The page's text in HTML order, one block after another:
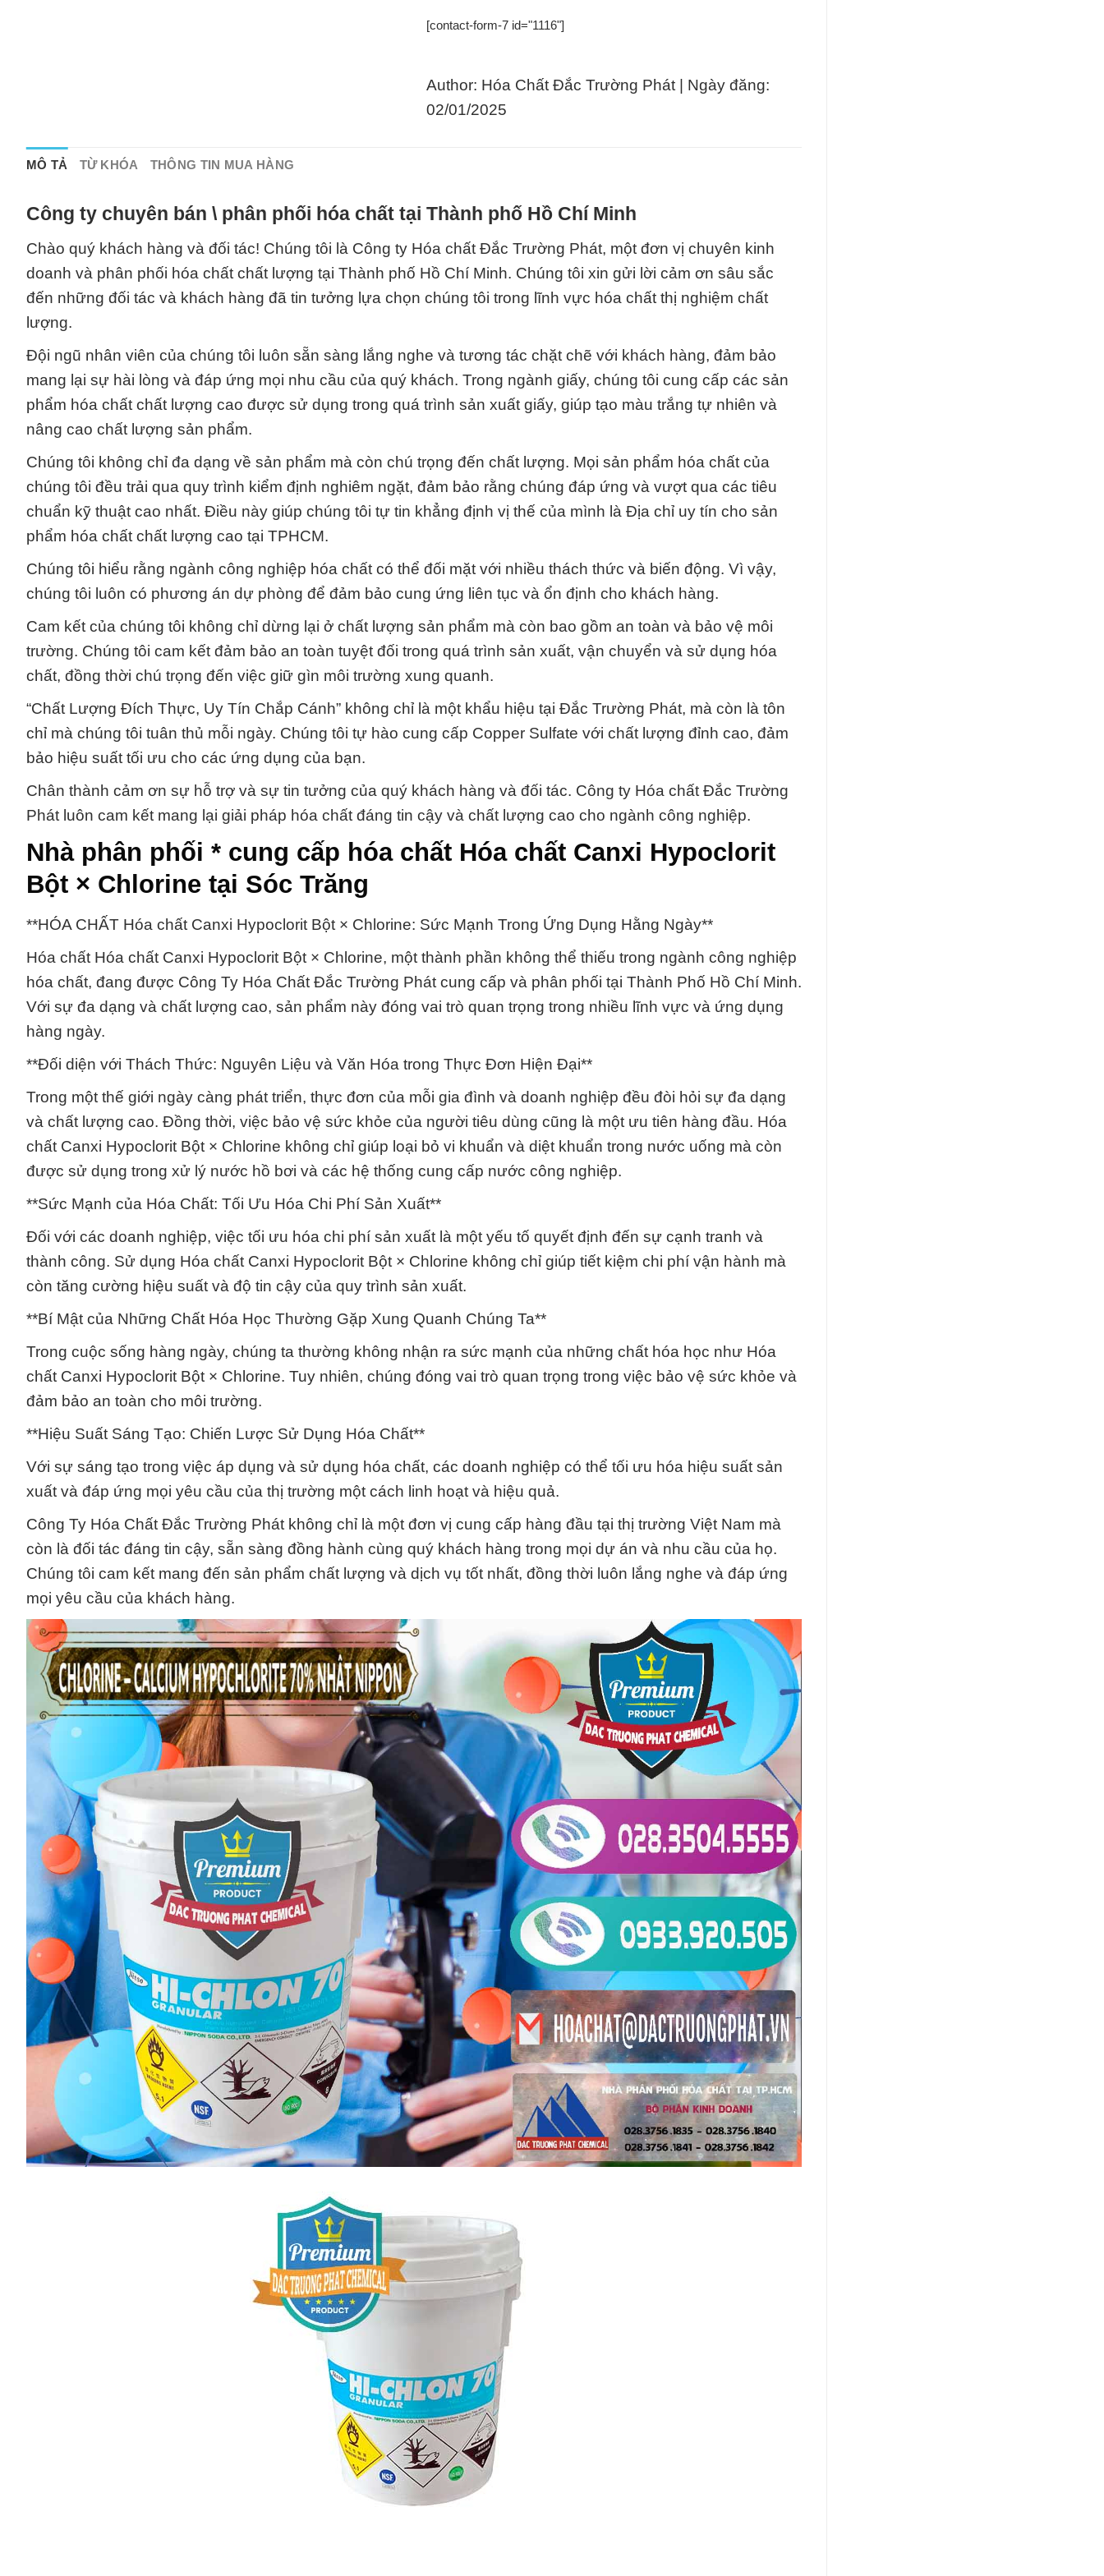
[contact-form-7 id="1116"]
Author: Hóa Chất Đắc Trường Phát | Ngày đăng:
02/01/2025
MÔ TẢ TỪ KHÓA THÔNG TIN MUA HÀNG
Công ty chuyên bán \ phân phối hóa chất tại Thành phố Hồ Chí Minh
Chào quý khách hàng và đối tác! Chúng tôi là Công ty Hóa chất Đắc Trường Phát, một đơn vị chuyên kinh
doanh và phân phối hóa chất chất lượng tại Thành phố Hồ Chí Minh. Chúng tôi xin gửi lời cảm ơn sâu sắc
đến những đối tác và khách hàng đã tin tưởng lựa chọn chúng tôi trong lĩnh vực hóa chất thị nghiệm chất
lượng.
Đội ngũ nhân viên của chúng tôi luôn sẵn sàng lắng nghe và tương tác chặt chẽ với khách hàng, đảm bảo
mang lại sự hài lòng và đáp ứng mọi nhu cầu của quý khách. Trong ngành giấy, chúng tôi cung cấp các sản
phẩm hóa chất chất lượng cao được sử dụng trong quá trình sản xuất giấy, giúp tạo màu trắng tự nhiên và
nâng cao chất lượng sản phẩm.
Chúng tôi không chỉ đa dạng về sản phẩm mà còn chú trọng đến chất lượng. Mọi sản phẩm hóa chất của
chúng tôi đều trải qua quy trình kiểm định nghiêm ngặt, đảm bảo rằng chúng đáp ứng và vượt qua các tiêu
chuẩn kỹ thuật cao nhất. Điều này giúp chúng tôi tự tin khẳng định vị thế của mình là Địa chỉ uy tín cho sản
phẩm hóa chất chất lượng cao tại TPHCM.
Chúng tôi hiểu rằng ngành công nghiệp hóa chất có thể đối mặt với nhiều thách thức và biến động. Vì vậy,
chúng tôi luôn có phương án dự phòng để đảm bảo cung ứng liên tục và ổn định cho khách hàng.
Cam kết của chúng tôi không chỉ dừng lại ở chất lượng sản phẩm mà còn bao gồm an toàn và bảo vệ môi
trường. Chúng tôi cam kết đảm bảo an toàn tuyệt đối trong quá trình sản xuất, vận chuyển và sử dụng hóa
chất, đồng thời chú trọng đến việc giữ gìn môi trường xung quanh.
“Chất Lượng Đích Thực, Uy Tín Chắp Cánh” không chỉ là một khẩu hiệu tại Đắc Trường Phát, mà còn là tôn
chỉ mà chúng tôi tuân thủ mỗi ngày. Chúng tôi tự hào cung cấp Copper Sulfate với chất lượng đỉnh cao, đảm
bảo hiệu suất tối ưu cho các ứng dụng của bạn.
Chân thành cảm ơn sự hỗ trợ và sự tin tưởng của quý khách hàng và đối tác. Công ty Hóa chất Đắc Trường
Phát luôn cam kết mang lại giải pháp hóa chất đáng tin cậy và chất lượng cao cho ngành công nghiệp.
Nhà phân phối * cung cấp hóa chất Hóa chất Canxi Hypoclorit
Bột × Chlorine tại Sóc Trăng
**HÓA CHẤT Hóa chất Canxi Hypoclorit Bột × Chlorine: Sức Mạnh Trong Ứng Dụng Hằng Ngày**
Hóa chất Hóa chất Canxi Hypoclorit Bột × Chlorine, một thành phần không thể thiếu trong ngành công nghiệp
hóa chất, đang được Công Ty Hóa Chất Đắc Trường Phát cung cấp và phân phối tại Thành Phố Hồ Chí Minh.
Với sự đa dạng và chất lượng cao, sản phẩm này đóng vai trò quan trọng trong nhiều lĩnh vực và ứng dụng
hàng ngày.
**Đối diện với Thách Thức: Nguyên Liệu và Văn Hóa trong Thực Đơn Hiện Đại**
Trong một thế giới ngày càng phát triển, thực đơn của mỗi gia đình và doanh nghiệp đều đòi hỏi sự đa dạng
và chất lượng cao. Đồng thời, việc bảo vệ sức khỏe của người tiêu dùng cũng là một ưu tiên hàng đầu. Hóa
chất Canxi Hypoclorit Bột × Chlorine không chỉ giúp loại bỏ vi khuẩn và diệt khuẩn trong nước uống mà còn
được sử dụng trong xử lý nước hồ bơi và các hệ thống cung cấp nước công nghiệp.
**Sức Mạnh của Hóa Chất: Tối Ưu Hóa Chi Phí Sản Xuất**
Đối với các doanh nghiệp, việc tối ưu hóa chi phí sản xuất là một yếu tố quyết định đến sự cạnh tranh và
thành công. Sử dụng Hóa chất Canxi Hypoclorit Bột × Chlorine không chỉ giúp tiết kiệm chi phí vận hành mà
còn tăng cường hiệu suất và độ tin cậy của quy trình sản xuất.
**Bí Mật của Những Chất Hóa Học Thường Gặp Xung Quanh Chúng Ta**
Trong cuộc sống hàng ngày, chúng ta thường không nhận ra sức mạnh của những chất hóa học như Hóa
chất Canxi Hypoclorit Bột × Chlorine. Tuy nhiên, chúng đóng vai trò quan trọng trong việc bảo vệ sức khỏe và
đảm bảo an toàn cho môi trường.
**Hiệu Suất Sáng Tạo: Chiến Lược Sử Dụng Hóa Chất**
Với sự sáng tạo trong việc áp dụng và sử dụng hóa chất, các doanh nghiệp có thể tối ưu hóa hiệu suất sản
xuất và đáp ứng mọi yêu cầu của thị trường một cách linh hoạt và hiệu quả.
Công Ty Hóa Chất Đắc Trường Phát không chỉ là một đơn vị cung cấp hàng đầu tại thị trường Việt Nam mà
còn là đối tác đáng tin cậy, sẵn sàng đồng hành cùng quý khách hàng trong mọi dự án và nhu cầu của họ.
Chúng tôi cam kết mang đến sản phẩm chất lượng và dịch vụ tốt nhất, đồng thời luôn lắng nghe và đáp ứng
mọi yêu cầu của khách hàng.